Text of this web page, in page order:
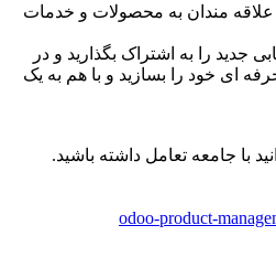
علاقه مندان به محصولات و خدمات
جدید را به اشتراک بگذارید و در
ای خود را بسازید و با هم به یک
با جامعه تعامل داشته باشید.
odoo-product-